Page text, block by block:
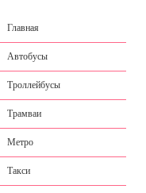
Главная
Автобусы
Троллейбусы
Трамваи
Метро
Такси